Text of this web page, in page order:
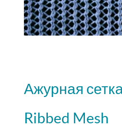
Ажурная
Ribbed Mesh